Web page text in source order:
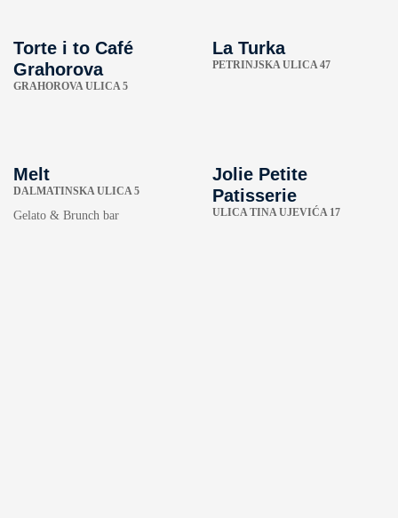
Torte i to Café
Grahorova
GRAHOROVA ULICA 5
La Turka
PETRINJSKA ULICA 47
Melt
DALMATINSKA ULICA 5
Gelato & Brunch bar
Jolie Petite
Patisserie
ULICA TINA UJEVIĆA 17